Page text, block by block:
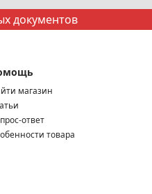
документов
магазин
ответ
товара